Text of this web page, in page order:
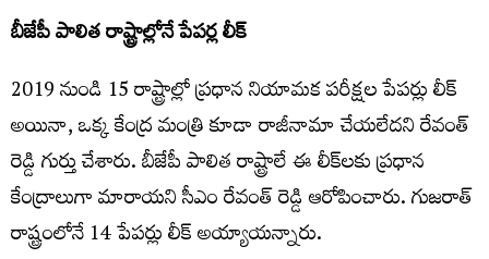
బీజేపీ పాలిత రాష్ట్రాల్లోనే పేపర్ల లీక్
2019 నుండి 15 రాష్ట్రాల్లో ప్రధాన నియామక పరీక్షల పేపర్లు లీక్
అయినా, ఒక్క కేంద్ర మంత్రి కూడా రాజీనామా చేయలేద‌ని రేవంత్
రెడ్డి గుర్తు చేశారు. బీజేపీ పాలిత రాష్ట్రాలే ఈ లీక్‌లకు ప్రధాన
కేంద్రాలుగా మారాయ‌ని సీఎం రేవంత్ రెడ్డి ఆరోపించారు. గుజరాత్
రాష్ట్రంలోనే 14 పేపర్లు లీక్​ అయ్యాయన్నారు.